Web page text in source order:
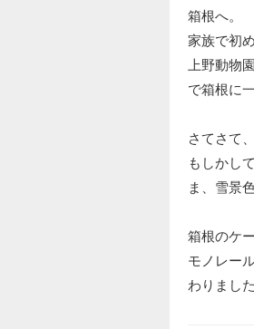
箱根へ。
家族で初
上野動物
で箱根に
さてさて
もしかし
ま、雪景
箱根のケ
モノレー
わりました